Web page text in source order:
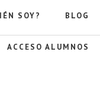
SOY? BLOG
ACCESO ALUMNOS